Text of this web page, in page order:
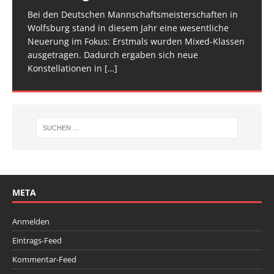
Bei den Deutschen Mannschaftsmeisterschaften in
Wolfsburg stand in diesem Jahr eine wesentliche
Neuerung im Fokus: Erstmals wurden Mixed-Klassen
ausgetragen. Dadurch ergaben sich neue
Konstellationen in […]
den Athletinnen und Athleten mehr Raum zu geben.
[…]
[…]
Am vergangenen Wochenende traf sich die deutsche
Spitze im Trampolinturnen in Biberach an der Riß
(Baden-Württemberg) zu einem hochkarätigen
Wettkampfwochenende: Am Samstag standen die
Deutschen[…]
META
Anmelden
Eintrags-Feed
Kommentar-Feed